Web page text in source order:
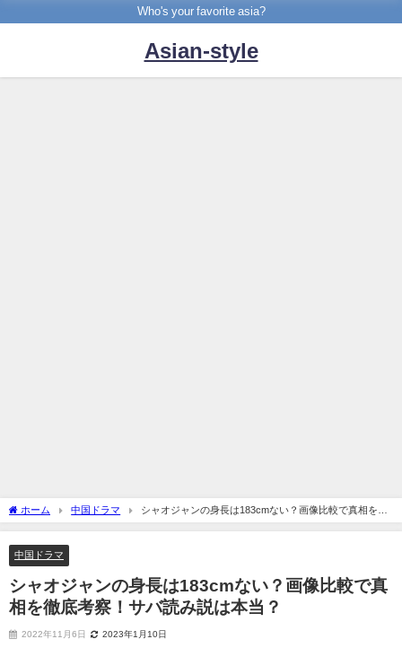
Who's your favorite asia?
Asian-style
ホーム 中国ドラマ
シャオジャンの身長は183cmない？画像比較で真相を徹
底考察！サバ読み説は本当？
中国ドラマ
シャオジャンの身長は183cmない？画像比較で真
相を徹底考察！サバ読み説は本当？
2022年11月6日 2023年1月10日